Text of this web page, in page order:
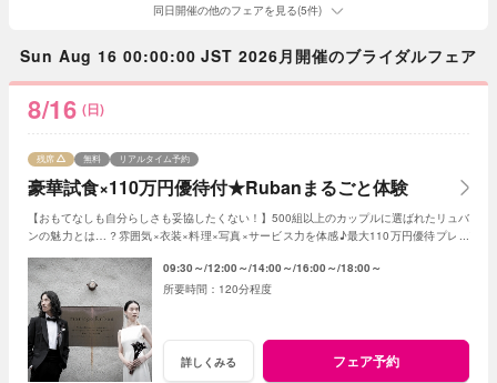
同日開催の他のフェアを見る(5件)
Sun Aug 16 00:00:00 JST 2026月開催のブライダルフェア
8/16 (日)
豪華試食×110万円優待付★Rubanまるごと体験
残席 無料 リアルタイム予約
【おもてなしも自分らしさも妥協したくない！】500組以上のカップルに選ばれたリュバ
ンの魅力とは…？雰囲気×衣装×料理×写真×サービス力を体感♪最大110万円優待プレゼ
09:30～ 12:00～ 14:00～ 16:00～ 18:00～
120分程度
詳しくみる フェア予約